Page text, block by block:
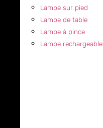
Lampe sur pied
Lampe de table
Lampe à pince
Lampe rechargeable